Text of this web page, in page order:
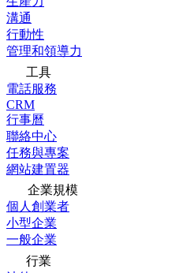
溝通
行動性
管理和領導力
工具
電話服務
CRM
行事曆
聯絡中心
任務與專案
網站建置器
企業規模
個人創業者
小型企業
一般企業
行業